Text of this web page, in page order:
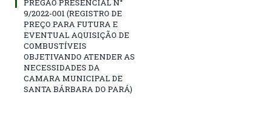
PREGÃO PRESENCIAL N°
9/2022-001 (REGISTRO DE
PREÇO PARA FUTURA E
EVENTUAL AQUISIÇÃO DE
COMBUSTÍVEIS
OBJETIVANDO ATENDER AS
NECESSIDADES DA
CAMARA MUNICIPAL DE
SANTA BÁRBARA DO PARÁ)